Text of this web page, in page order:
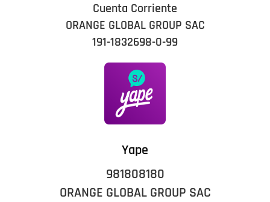
Cuenta Corriente
ORANGE GLOBAL GROUP SAC
191-1832698-0-99
Yape
981808180
ORANGE GLOBAL GROUP SAC